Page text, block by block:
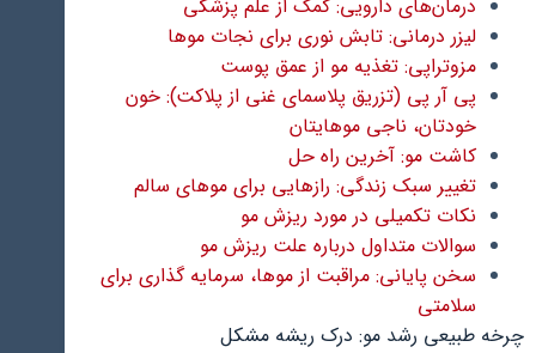
درمان‌های دارویی: کمک از علم پزشکی
لیزر درمانی: تابش نوری برای نجات موها
مزوتراپی: تغذیه مو از عمق پوست
پی آر پی (تزریق پلاسمای غنی از پلاکت): خون
خودتان، ناجی موهایتان
کاشت مو: آخرین راه حل
تغییر سبک زندگی: رازهایی برای موهای سالم
نکات تکمیلی در مورد ریزش مو
سوالات متداول درباره علت ریزش مو
سخن پایانی: مراقبت از موها، سرمایه گذاری برای
سلامتی
چرخه طبیعی رشد مو: درک ریشه مشکل